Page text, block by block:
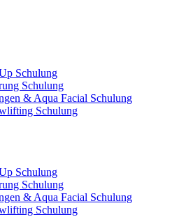
Schulung
Schulung
& Aqua Facial Schulung
Schulung
Schulung
Schulung
& Aqua Facial Schulung
Schulung